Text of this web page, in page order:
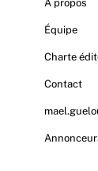
À propos
Équipe
Charte
Contact